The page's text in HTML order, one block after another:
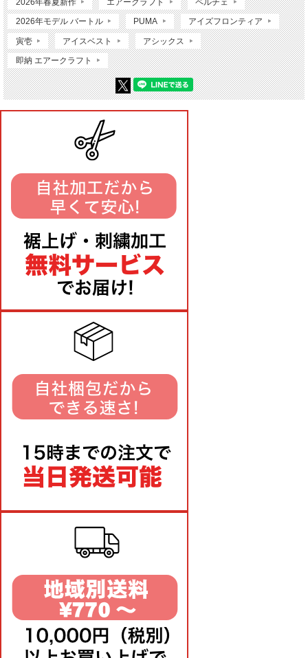
2026年モデル バートル PUMA アイズフロンティア
寅壱 アイスベスト アシックス
即納 エアークラフト